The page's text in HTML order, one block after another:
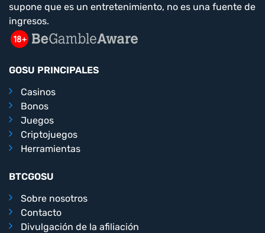
supone que es un entretenimiento, no es una fuente de
ingresos.
GOSU PRINCIPALES
Casinos
Bonos
Juegos
Criptojuegos
Herramientas
BTCGOSU
Sobre nosotros
Contacto
Divulgación de la afiliación